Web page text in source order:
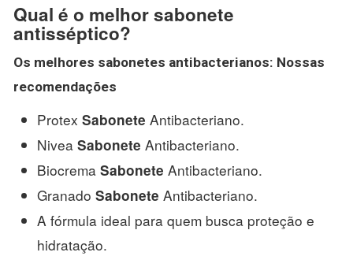
Qual é o melhor sabonete
antisséptico?
Os melhores sabonetes antibacterianos: Nossas
recomendações
Protex Sabonete Antibacteriano.
Nivea Sabonete Antibacteriano.
Biocrema Sabonete Antibacteriano.
Granado Sabonete Antibacteriano.
A fórmula ideal para quem busca proteção e
hidratação.